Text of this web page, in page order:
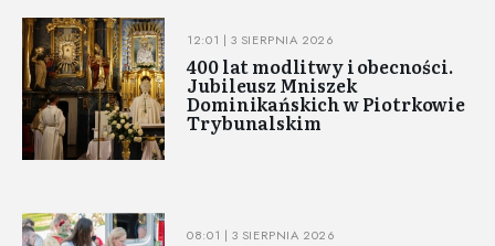
12:01 | 3 SIERPNIA 2026
400 lat modlitwy i obecności.
Jubileusz Mniszek
Dominikańskich w Piotrkowie
Trybunalskim
08:01 | 3 SIERPNIA 2026